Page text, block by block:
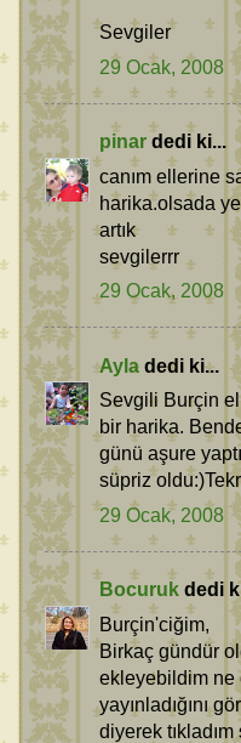
Sevgiler
29 Ocak, 2008
pinar dedi ki...
canım ellerine
harika.olsada
artık
sevgilerrr
29 Ocak, 2008
Ayla dedi ki...
Sevgili Burçin
bir harika.
günü aşure
süpriz
29 Ocak, 2008
Bocuruk dedi
Burçin'ciğim,
Birkaç gündür
ekleyebildim ne
yayınladığını
diyerek tıkladım